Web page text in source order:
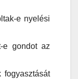
e nyelési
e gondot az
fogyasztását